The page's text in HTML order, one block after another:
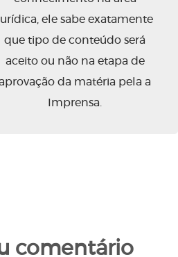
ele sabe exatamente
que tipo de conteúdo será
aceito ou não na etapa de
da matéria pela a
Imprensa.
comentário